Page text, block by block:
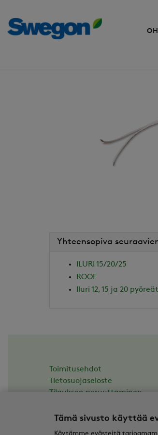
Yhteensopiva
ILURI 15/20/25
ROOF
Iluri 12, 15 ja 20
Toimitusehdot
Tietosuojaseloste
Tilauksen peruuttaminen
Tämä sivusto käyttää